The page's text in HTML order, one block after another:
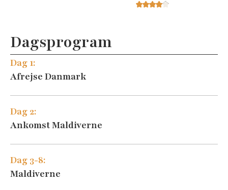
Dagsprogram
Dag 1:
Afrejse Danmark
Dag 2:
Ankomst Maldiverne
Dag 3-8:
Maldiverne